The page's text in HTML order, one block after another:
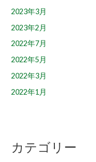
2023年3月
2023年2月
2022年7月
2022年5月
2022年3月
2022年1月
カテゴリー